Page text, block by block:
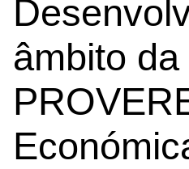
âmbito